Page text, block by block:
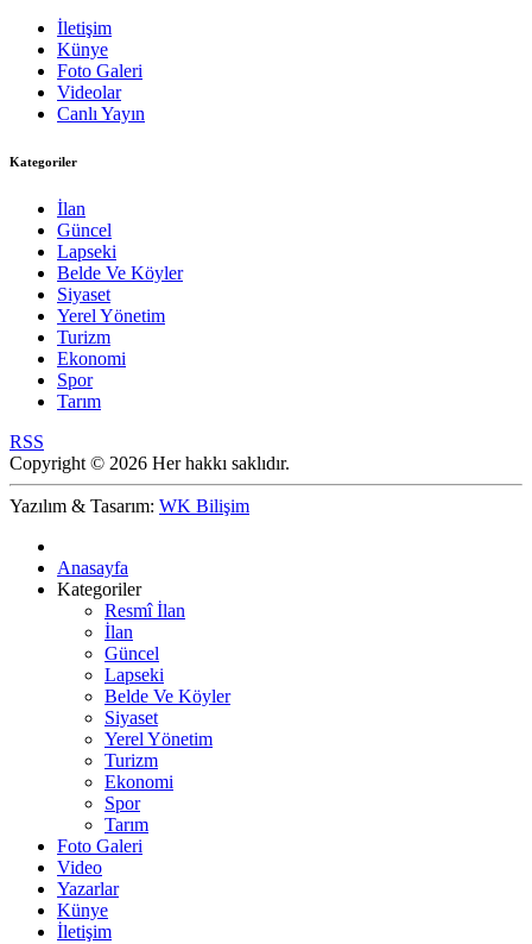
İletişim
Künye
Foto Galeri
Videolar
Canlı Yayın
Kategoriler
İlan
Güncel
Lapseki
Belde Ve Köyler
Siyaset
Yerel Yönetim
Turizm
Ekonomi
Spor
Tarım
RSS
Copyright © 2026 Her hakkı saklıdır.
Yazılım & Tasarım: WK Bilişim
Anasayfa
Kategoriler
Resmî İlan
İlan
Güncel
Lapseki
Belde Ve Köyler
Siyaset
Yerel Yönetim
Turizm
Ekonomi
Spor
Tarım
Foto Galeri
Video
Yazarlar
Künye
İletişim